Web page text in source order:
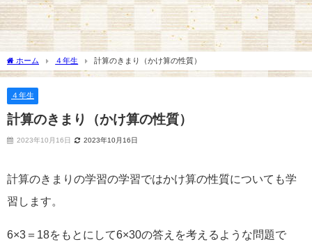
ホーム ４年生 計算のきまり（かけ算の性質）
４年生
計算のきまり（かけ算の性質）
2023年10月16日 2023年10月16日
計算のきまりの学習の学習ではかけ算の性質についても学
習します。
6×3＝18をもとにして6×30の答えを考えるような問題で